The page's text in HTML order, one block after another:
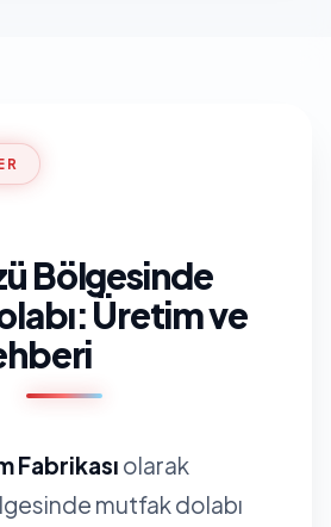
Bölgesinde
Üretim ve
Fabrikası olarak
mutfak dolabı